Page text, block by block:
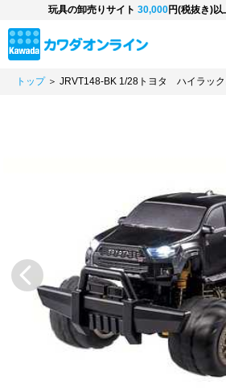
玩具の卸売りサイト 30,000円(税抜き)以
トップ＞ JRVT148-BK 1/28トヨタ ハイラック
Previous